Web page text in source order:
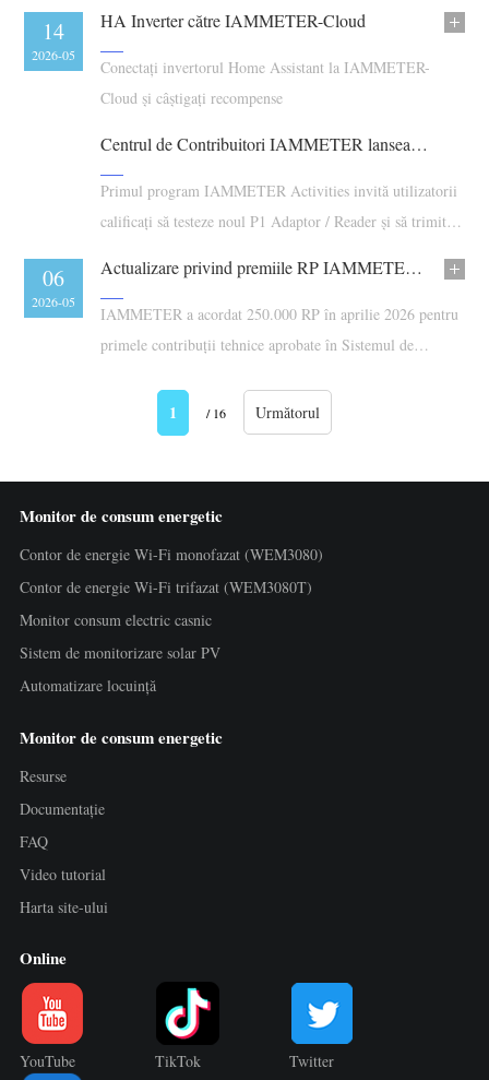
15
2026-05
HA Inverter către IAMMETER-Cloud
Conectați invertorul Home Assistant la IAMMETER-
Cloud și câștigați recompense
14
2026-05
Centrul de Contribuitori IAMMETER lansează modulul Activities
Primul program IAMMETER Activities invită utilizatorii
calificați să testeze noul P1 Adaptor / Reader și să trimită
06
2026-05
Actualizare privind premiile RP IAMMETER: aprilie 2026
IAMMETER a acordat 250.000 RP în aprilie 2026 pentru
primele contribuții tehnice aprobate în Sistemul de
1 / 16 Următorul
Monitor de consum energetic
Contor de energie Wi-Fi monofazat (WEM3080)
Contor de energie Wi-Fi trifazat (WEM3080T)
Monitor consum electric casnic
Sistem de monitorizare solar PV
Automatizare locuință
Monitor de consum energetic
Resurse
Documentație
FAQ
Video tutorial
Harta site-ului
Online
YouTube TikTok Twitter